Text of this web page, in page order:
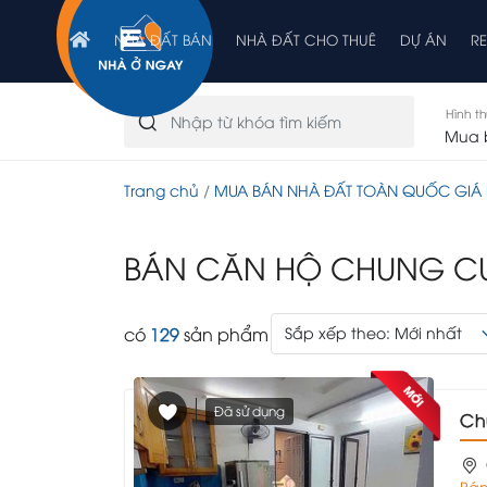
NHÀ ĐẤT BÁN NHÀ ĐẤT CHO THUÊ DỰ ÁN
Mua
Hình
Trang chủ MUA BÁN NHÀ ĐẤT TOÀN QUỐC GIÁ
BÁN CĂN HỘ CHUNG
có 129sản phẩm Sắp xếp theo: Mới nhất
Đã sử dụng